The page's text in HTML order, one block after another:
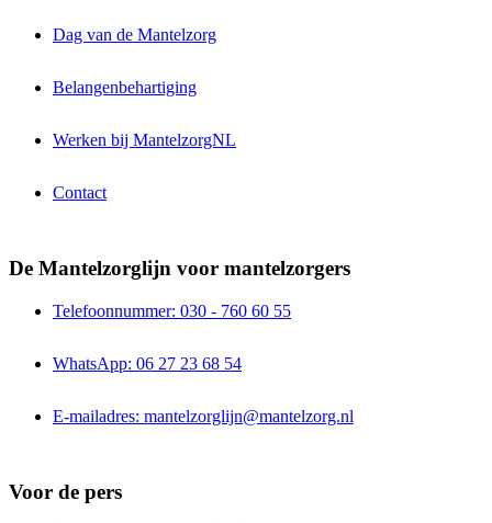
Dag van de Mantelzorg
Belangenbehartiging
Werken bij MantelzorgNL
Contact
De Mantelzorglijn voor mantelzorgers
Telefoonnummer: 030 - 760 60 55
WhatsApp: 06 27 23 68 54
E-mailadres: mantelzorglijn@mantelzorg.nl
Voor de pers